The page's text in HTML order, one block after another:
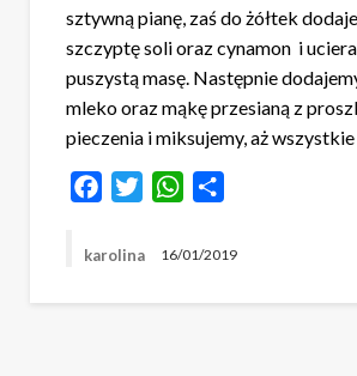
sztywną pianę, zaś do żółtek
szczyptę soli oraz cynamon i
puszystą masę. Następnie
mleko oraz mąkę przesianą z
pieczenia i miksujemy, aż wszystkie
FacebookTwitterWhatsApp
karolina 16/01/2019